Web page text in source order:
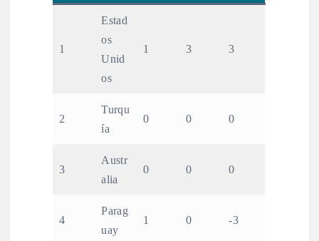
1
Estad
os
Unid
os
1 3 3
2
Turqu
ía
0 0 0
3
Austr
alia
0 0 0
4
Parag
uay
1 0 -3